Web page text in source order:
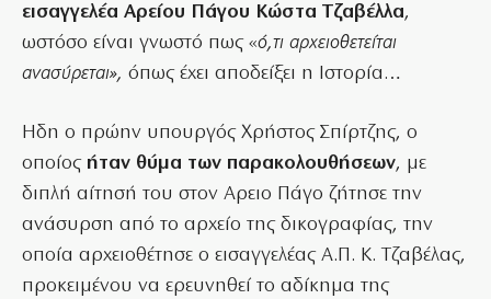
εισαγγελέα Αρείου Πάγου Κώστα Τζαβέλλα,
ωστόσο είναι γνωστό πως «ό,τι αρχειοθετείται
ανασύρεται», όπως έχει αποδείξει η Ιστορία…
Ηδη ο πρώην υπουργός Χρήστος Σπίρτζης, ο
οποίος ήταν θύμα των παρακολουθήσεων, με
διπλή αίτησή του στον Αρειο Πάγο ζήτησε την
ανάσυρση από το αρχείο της δικογραφίας, την
οποία αρχειοθέτησε ο εισαγγελέας Α.Π. Κ. Τζαβέλας,
προκειμένου να ερευνηθεί το αδίκημα της